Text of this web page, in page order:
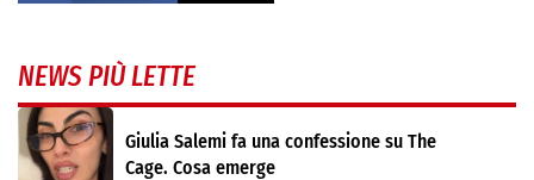
NEWS PIÙ LETTE
Giulia Salemi fa una confessione su The
Cage. Cosa emerge